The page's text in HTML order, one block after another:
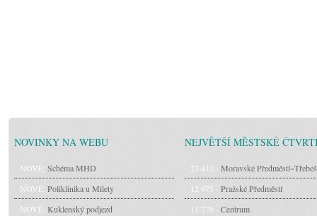
NOVINKY NA WEBU
NOVÉ: Schéma MHD
NOVÉ: Poliklinika u Milety
NOVÉ: Kuklenský podjezd
NEJVĚTŠÍ MĚSTSKÉ
23 413 - Moravské Předměstí~Třebeš
12 975 - Pražské Předměstí
11 779 - Centrum